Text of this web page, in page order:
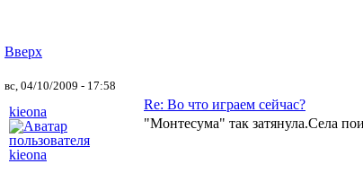
Вверх
вс, 04/10/2009 - 17:58
kieona
Re: Во что играем сейчас?
"Монтесума" так затянула.Села